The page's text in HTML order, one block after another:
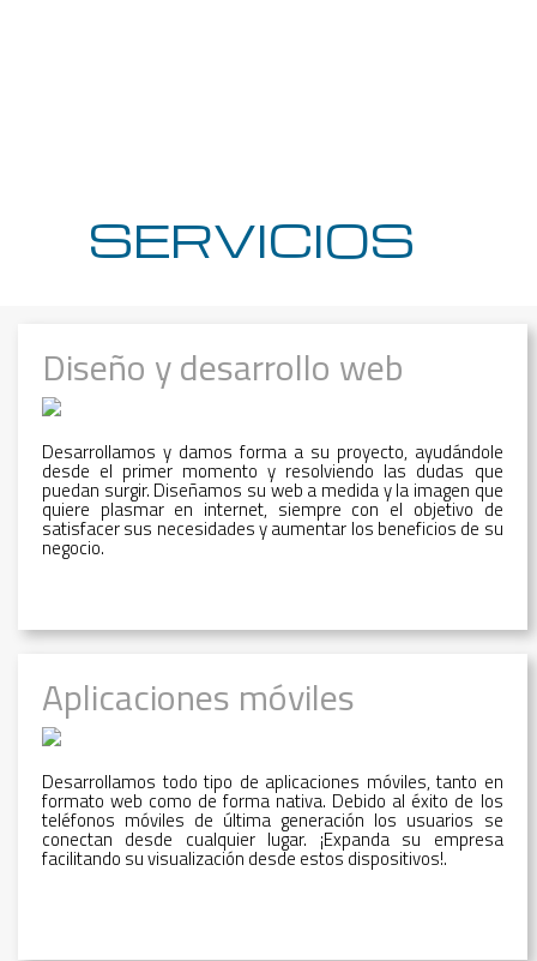
SERVICIOS
Diseño y desarrollo web
Desarrollamos y damos forma a su proyecto, ayudándole
desde el primer momento y resolviendo las dudas que
puedan surgir. Diseñamos su web a medida y la imagen que
quiere plasmar en internet, siempre con el objetivo de
satisfacer sus necesidades y aumentar los beneficios de su
negocio.
Aplicaciones móviles
Desarrollamos todo tipo de aplicaciones móviles, tanto en
formato web como de forma nativa. Debido al éxito de los
teléfonos móviles de última generación los usuarios se
conectan desde cualquier lugar. ¡Expanda su empresa
facilitando su visualización desde estos dispositivos!.